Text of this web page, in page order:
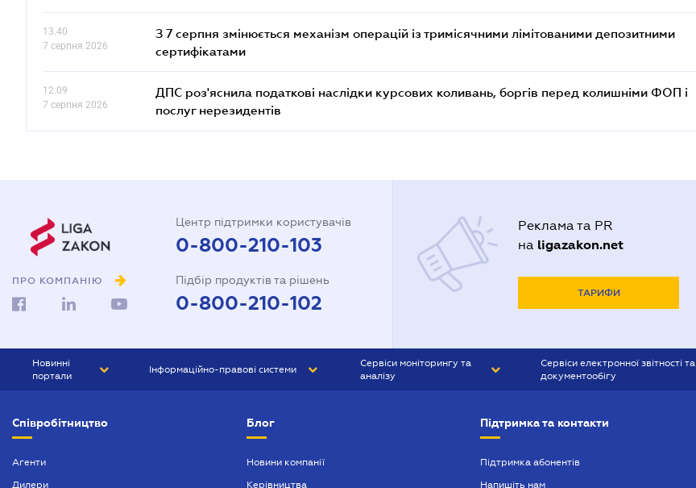
13.40
7 серпня 2026
З 7 серпня змінюється механізм операцій із тримісячними лімітованими депозитними
сертифікатами
12.09
7 серпня 2026
ДПС роз'яснила податкові наслідки курсових коливань, боргів перед колишніми ФОП і
послуг нерезидентів
ПРО КОМПАНІЮ
Центр підтримки користувачів
0-800-210-103
Підбір продуктів та рішень
0-800-210-102
Реклама та PR
на ligazakon.net
ТАРИФИ
Новинні
портали
БІЗНЕС
Інформаційно-правові системи
БУХГАЛТЕР ПРОФ
Сервіси моніторингу та
аналізу
Сервіси електронної звітності та
документообігу
Співробітництво
Агенти
Дилери
Блог
Новини компанії
Керівництва
Підтримка та контакти
Підтримка абонентів
Напишіть нам